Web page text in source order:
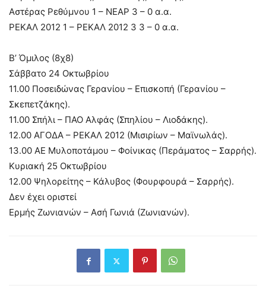
Αστέρας Ρεθύμνου 1 – ΝΕΑΡ 3 – 0 α.α.
ΡΕΚΑΛ 2012 1 – ΡΕΚΑΛ 2012 3 3 – 0 α.α.
Β’ Όμιλος (8χ8)
Σάββατο 24 Οκτωβρίου
11.00 Ποσειδώνας Γερανίου – Επισκοπή (Γερανίου –
Σκεπετζάκης).
11.00 Σπήλι – ΠΑΟ Αλφάς (Σπηλίου – Λιοδάκης).
12.00 ΑΓΟΔΑ – ΡΕΚΑΛ 2012 (Μισιρίων – Μαϊνωλάς).
13.00 ΑΕ Μυλοποτάμου – Φοίνικας (Περάματος – Σαρρής).
Κυριακή 25 Οκτωβρίου
12.00 Ψηλορείτης – Κάλυβος (Φουρφουρά – Σαρρής).
Δεν έχει οριστεί
Ερμής Ζωνιανών – Ασή Γωνιά (Ζωνιανών).